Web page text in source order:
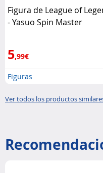
Figura de League of
- Yasuo Spin Master
5,99€
Figuras
Ver todos los productos